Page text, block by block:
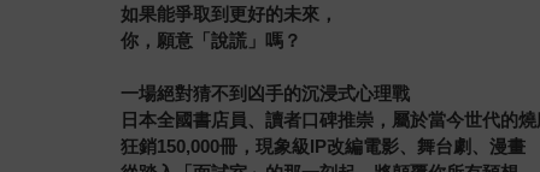
如果能爭取到更好的未來，
你，願意「說謊」嗎？
一場絕對猜不到凶手的沉浸式心理戰
日本全國書店員、讀者口碑推崇，屬於當今世代的
狂銷150,000冊，現象級IP改編電影、舞台劇、漫畫